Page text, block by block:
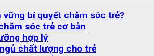
vững bí quyết chăm sóc trẻ?
sóc trẻ cơ bản
hợp lý
chất lượng cho trẻ